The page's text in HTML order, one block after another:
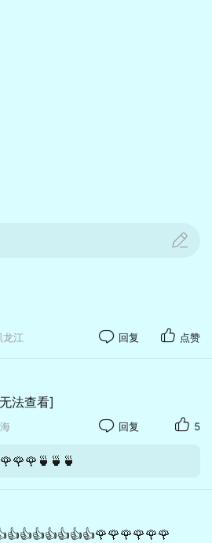
龙江 回复 点赞
法查看]
回复 5
🌹🌹🌹🍵🍵🍵